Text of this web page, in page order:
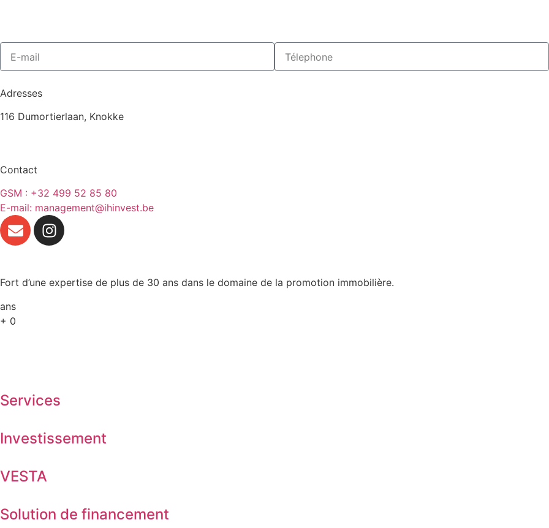
Adresses
116 Dumortierlaan, Knokke
Contact
GSM : +32 499 52 85 80
E-mail: management@ihinvest.be
Fort d’une expertise de plus de 30 ans dans le domaine de la promotion immobilière.
ans
+ 0
Services
Investissement
VESTA
Solution de financement